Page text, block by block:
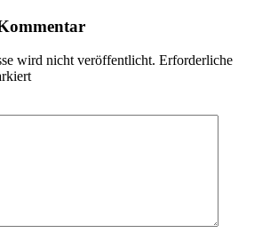
wird nicht veröffentlicht. Erforderliche